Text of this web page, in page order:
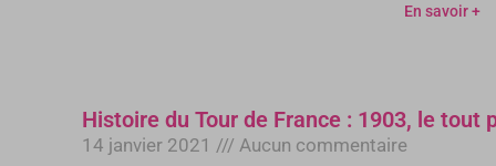
En savoir +
Histoire du Tour de France : 1903, le tout
14 janvier 2021
Aucun commentaire